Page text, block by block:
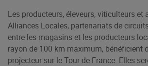
Les producteurs, éleveurs, viticulteurs et
Alliances Locales, partenariats de
entre les magasins et les producteurs
rayon de 100 km maximum, bénéficient
projecteur sur le Tour de France. Elles